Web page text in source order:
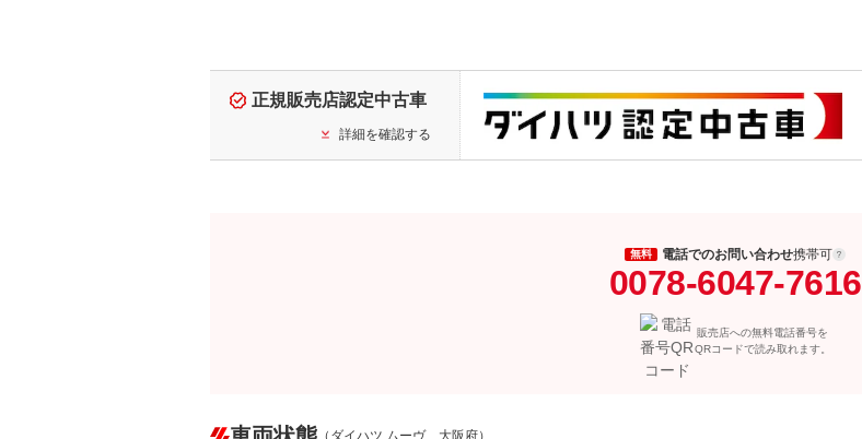
正規販売店認定中古車
詳細を確認する
無料 電話でのお問い合わせ携帯可
0078-6047-7616
販売店への無料電話番号を
QRコードで読み取れます。
（ダイハツ ムーヴ 大阪府）